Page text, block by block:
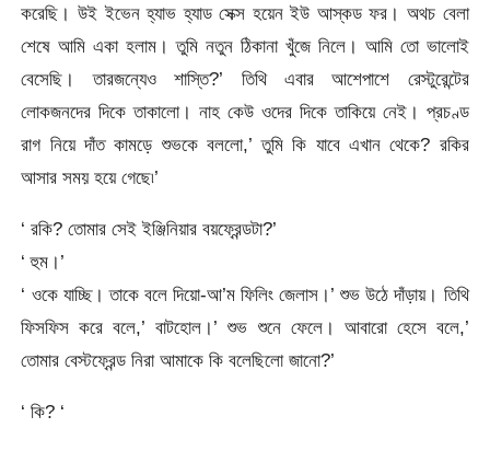
করেছি। উই ইভেন হ্যাভ হ্যাড সেক্স হয়েন ইউ আস্কড ফর। অথচ বেলা
শেষে আমি একা হলাম। তুমি নতুন ঠিকানা খুঁজে নিলে। আমি তো ভালোই
বেসেছি। তারজন্যেও শাস্তি?’ তিথি এবার আশেপাশে রেস্টুরেন্টের
লোকজনদের দিকে তাকালো। নাহ কেউ ওদের দিকে তাকিয়ে নেই। প্রচণ্ড
রাগ নিয়ে দাঁত কামড়ে শুভকে বললো,’ তুমি কি যাবে এখান থেকে? রকির
আসার সময় হয়ে গেছে৷’
‘ রকি? তোমার সেই ইঞ্জিনিয়ার বয়ফ্রেন্ডটা?’
‘ হুম।’
‘ ওকে যাচ্ছি। তাকে বলে দিয়ো-আ’ম ফিলিং জেলাস।’ শুভ উঠে দাঁড়ায়। তিথি
ফিসফিস করে বলে,’ বাটহোল।’ শুভ শুনে ফেলে। আবারো হেসে বলে,’
তোমার বেস্টফ্রেন্ড নিরা আমাকে কি বলেছিলো জানো?’
‘ কি? ‘